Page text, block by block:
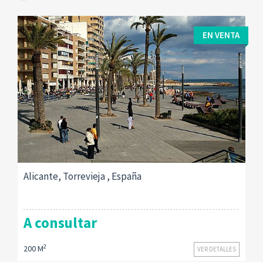
EN VENTA
Alicante, Torrevieja , España
A consultar
VER DETALLES
200 M2